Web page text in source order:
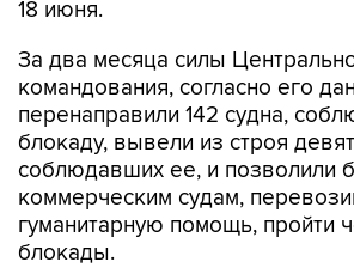
18 июня.
За два месяца силы
командования, согласно его
перенаправили 142 судна,
блокаду, вывели из строя
соблюдавших ее, и позволили
коммерческим судам,
гуманитарную помощь, пройти
блокады.